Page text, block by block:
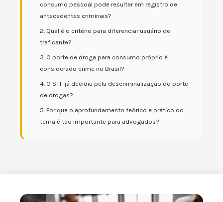
consumo pessoal pode resultar em registro de
antecedentes criminais?
2. Qual é o critério para diferenciar usuário de
traficante?
3. O porte de droga para consumo próprio é
considerado crime no Brasil?
4. O STF já decidiu pela descriminalização do porte
de drogas?
5. Por que o aprofundamento teórico e prático do
tema é tão importante para advogados?